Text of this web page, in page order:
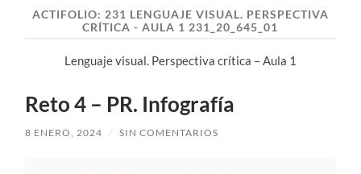
móvil
ACTIFOLIO: 231 LENGUAJE VISUAL. PERSPECTIVA
CRÍTICA - AULA 1 231_20_645_01
Lenguaje visual. Perspectiva crítica – Aula 1
Reto 4 – PR. Infografía
8 ENERO, 2024 / SIN COMENTARIOS